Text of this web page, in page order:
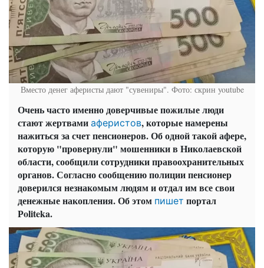
Вместо денег аферисты дают "сувениры". Фото: скрин youtube
Очень часто именно доверчивые пожилые люди
стают жертвами аферистов, которые намерены
нажиться за счет пенсионеров. Об одной такой афере,
которую "провернули" мошенники в Николаевской
области, сообщили сотрудники правоохранительных
органов. Согласно сообщению полиции пенсионер
доверился незнакомым людям и отдал им все свои
денежные накопления. Об этом пишет портал
Рoliteka.